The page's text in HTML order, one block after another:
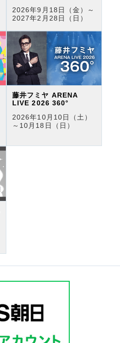
2026年9月18日（金）～
2027年2月28日（日）
藤井フミヤ ARENA
LIVE 2026 360°
2026年10月10日（土）
～10月18日（日）